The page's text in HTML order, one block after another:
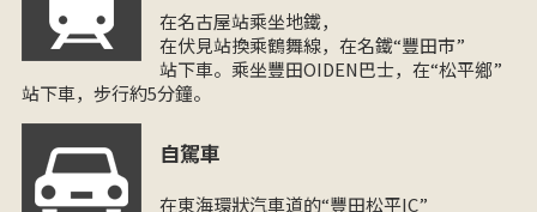
在名古屋站乘坐地鐵，
在伏見站換乘鶴舞線，在名鐵“豐田市”
站下車。乘坐豐田OIDEN巴士，在“松平鄉”
站下車，步行約5分鐘。
自駕車
在東海環狀汽車道的“豐田松平IC”